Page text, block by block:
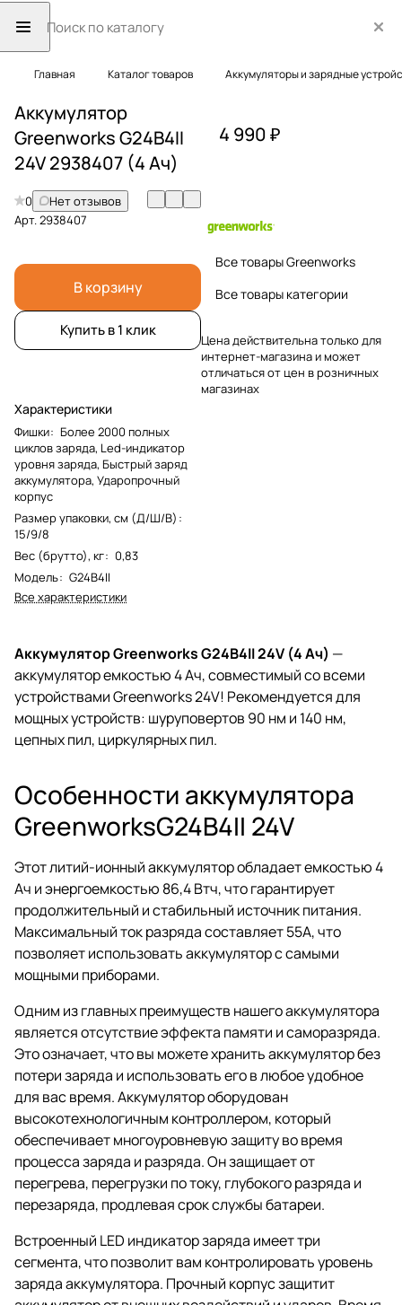
Главная Каталог товаров Аккумуляторы и зарядные
Аккумулятор
Greenworks G24B4II
24V 2938407 (4 Ач)
0
Нет отзывов
Арт.2938407
В корзину
Купить в 1 клик
Характеристики
Фишки: Более 2000 полных
циклов заряда, Led-индикатор
уровня заряда, Быстрый заряд
аккумулятора, Ударопрочный
корпус
Размер упаковки, см (Д/Ш/В) :
15/9/8
Вес (брутто), кг: 0,83
Модель: G24B4II
Все характеристики
4 990 ₽
Все товары Greenworks
Все товары категории
Цена действительна только для
интернет-магазина и может
отличаться от цен в розничных
магазинах
Аккумулятор Greenworks G24B4II 24V (4 Ач) —
аккумулятор емкостью 4 Ач, совместимый со всеми
устройствами Greenworks 24V! Рекомендуется для
мощных устройств: шуруповертов 90 нм и 140 нм,
цепных пил, циркулярных пил.
Особенности аккумулятора
GreenworksG24B4II 24V
Этот литий-ионный аккумулятор обладает емкостью 4
Ач и энергоемкостью 86,4 Втч, что гарантирует
продолжительный и стабильный источник питания.
Максимальный ток разряда составляет 55А, что
позволяет использовать аккумулятор с самыми
мощными приборами.
Одним из главных преимуществ нашего аккумулятора
является отсутствие эффекта памяти и саморазряда.
Это означает, что вы можете хранить аккумулятор без
потери заряда и использовать его в любое удобное
для вас время. Аккумулятор оборудован
высокотехнологичным контроллером, который
обеспечивает многоуровневую защиту во время
процесса заряда и разряда. Он защищает от
перегрева, перегрузки по току, глубокого разряда и
перезаряда, продлевая срок службы батареи.
Встроенный LED индикатор заряда имеет три
сегмента, что позволит вам контролировать уровень
заряда аккумулятора. Прочный корпус защитит